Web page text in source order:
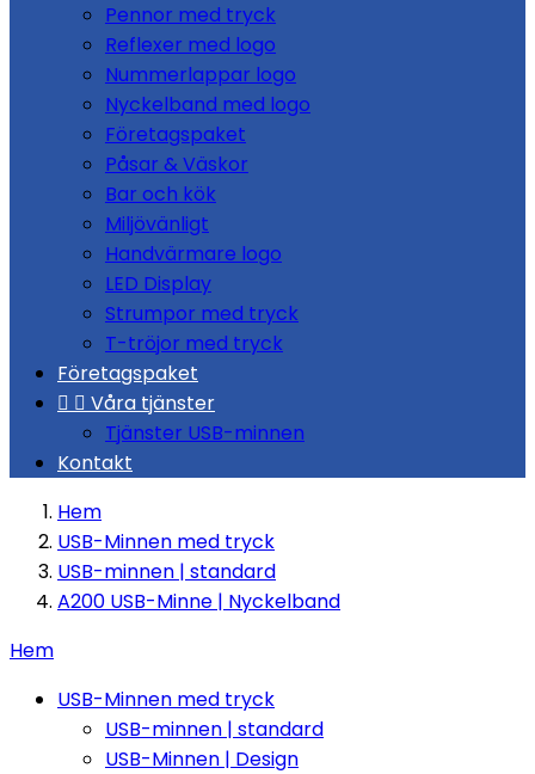
Pennor med tryck
Reflexer med logo
Nummerlappar logo
Nyckelband med logo
Företagspaket
Påsar & Väskor
Bar och kök
Miljövänligt
Handvärmare logo
LED Display
Strumpor med tryck
T-tröjor med tryck
Företagspaket
  Våra tjänster
Tjänster USB-minnen
Kontakt
Hem
USB-Minnen med tryck
USB-minnen | standard
A200 USB-Minne | Nyckelband
Hem
USB-Minnen med tryck
USB-minnen | standard
USB-Minnen | Design